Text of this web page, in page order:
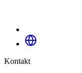
Kontakt